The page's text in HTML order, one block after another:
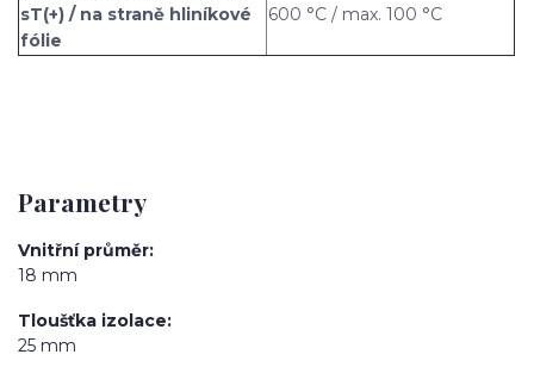
sT(+) / na straně hliníkové
fólie
600 °C / max. 100 °C
Parametry
Vnitřní průměr
18 mm
Tloušťka izolace
25 mm